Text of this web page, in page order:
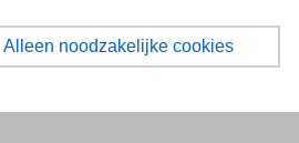
Alleen noodzakelijke cookies